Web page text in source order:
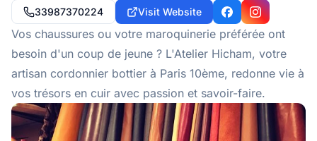
33987370224
Visit Website FacebookInstagram
Vos chaussures ou votre maroquinerie préférée ont
besoin d'un coup de jeune ? L'Atelier Hicham, votre
artisan cordonnier bottier à Paris 10ème, redonne vie à
vos trésors en cuir avec passion et savoir-faire.